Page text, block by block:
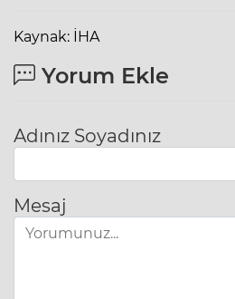
Kaynak: İHA
Yorum Ekle
Adınız Soyadınız
Mesaj